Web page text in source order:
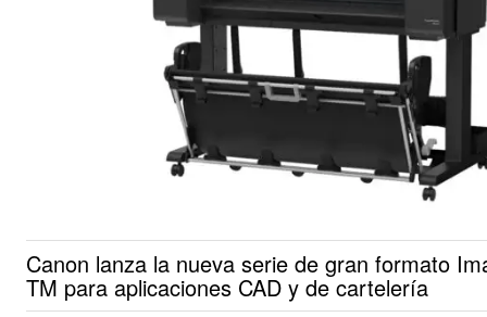
Canon lanza la nueva serie de gran formato
TM para aplicaciones CAD y de cartelería